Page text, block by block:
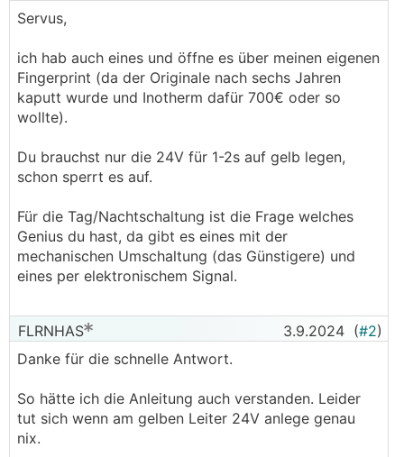
Servus,
ich hab auch eines und öffne es über meinen eigenen
Fingerprint (da der Originale nach sechs Jahren
kaputt wurde und Inotherm dafür 700€ oder so
wollte).
Du brauchst nur die 24V für 1-2s auf gelb legen,
schon sperrt es auf.
Für die Tag/Nachtschaltung ist die Frage welches
Genius du hast, da gibt es eines mit der
mechanischen Umschaltung (das Günstigere) und
eines per elektronischem Signal.
FLRNHAS 3.9.2024 (#2)
Danke für die schnelle Antwort.
So hätte ich die Anleitung auch verstanden. Leider
tut sich wenn am gelben Leiter 24V anlege genau
nix.